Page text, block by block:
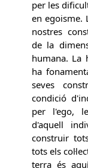
per les
en egoisme.
nostres
de la
humana. La
ha
seves
condició
per l'ego,
d'aquell
construir
tots els
terra és